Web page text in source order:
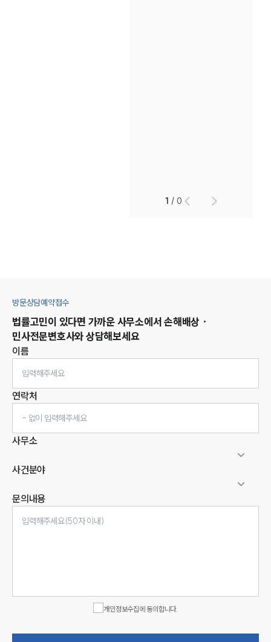
1 /0
방문상담예약접수
법률고민이 있다면 가까운 사무소에서 손해배상 ·
민사전문변호사와 상담해보세요
이름
연락처
사무소
사건분야
문의내용
개인정보수집에 동의합니다.